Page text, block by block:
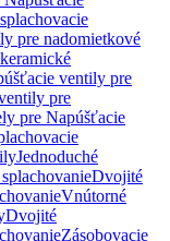
pre nadomietkové
ventily pre
pre
pre Napúšťacie
Jednoduché
Dvojité
Vnútorné
Dvojité
Zásobovacie